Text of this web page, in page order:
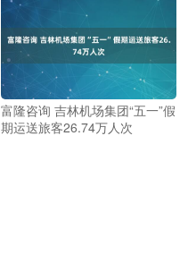
富隆咨询 吉林机场集团“五一”假
期运送旅客26.74万人次